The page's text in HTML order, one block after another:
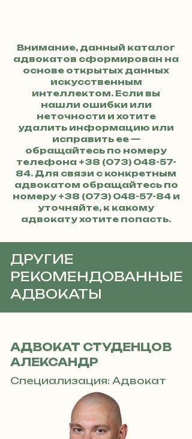
Внимание, данный каталог
адвокатов сформирован на
основе открытых данных
искусственным
интеллектом. Если вы
нашли ошибки или
неточности и хотите
удалить информацию или
исправить ее —
обращайтесь по номеру
телефона +38 (073) 048-57-
84. Для связи с конкретным
адвокатом обращайтесь по
номеру +38 (073) 048-57-84и
уточняйте, к какому
адвокату хотите попасть.
ДРУГИЕ
РЕКОМЕНДОВАННЫЕ
АДВОКАТЫ
АДВОКАТ СТУДЕНЦОВ
АЛЕКСАНДР
Специализация: Адвокат